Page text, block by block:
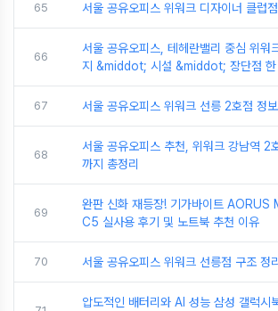
65 서울 공유오피스 위워크 디자이너 클럽
66
서울 공유오피스, 테헤란밸리 중심 위워
지 &middot; 시설 &middot; 장단점 한
67 서울 공유오피스 위워크 선릉 2호점 정
68
서울 공유오피스 추천, 위워크 강남역 2
까지 총정리
69
완판 신화 재등장! 기가바이트
C5 실사용 후기 및 노트북 추천 이유
70 서울 공유오피스 위워크 선릉점 구조 정리
압도적인 배터리와 AI 성능 삼성 갤럭시